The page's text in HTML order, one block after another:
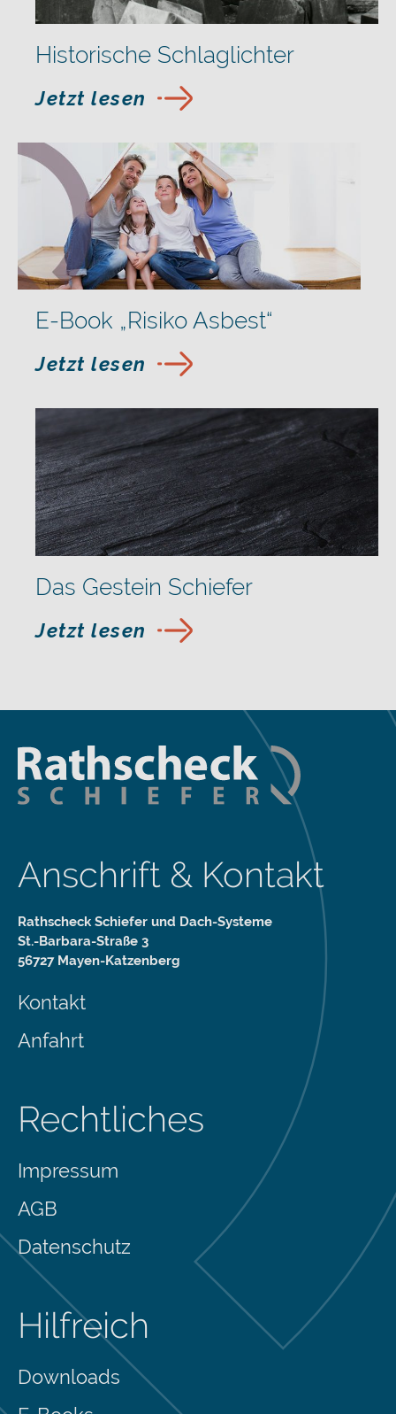
Historische Schlaglichter
Jetzt lesen
E-Book „Risiko Asbest“
Jetzt lesen
Das Gestein Schiefer
Jetzt lesen
Anschrift & Kontakt
Rathscheck Schiefer und Dach-Systeme
St.-Barbara-Straße 3
56727 Mayen-Katzenberg
Kontakt
Anfahrt
Rechtliches
Impressum
AGB
Datenschutz
Hilfreich
Downloads